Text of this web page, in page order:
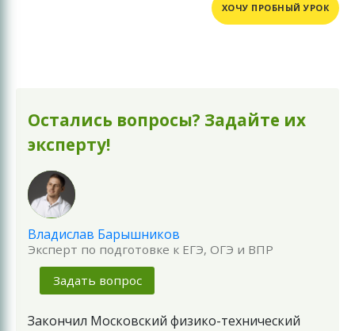
ХОЧУ ПРОБНЫЙ УРОК
Остались вопросы? Задайте их
эксперту!
Владислав Барышников
Эксперт по подготовке к ЕГЭ, ОГЭ и ВПР
Задать вопрос
Закончил Московский физико-технический